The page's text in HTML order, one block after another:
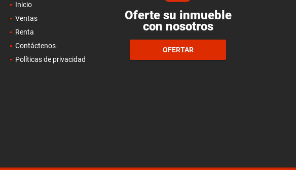
Inicio
Ventas
Renta
Contáctenos
Políticas de privacidad
Oferte su inmueble
con nosotros
OFERTAR